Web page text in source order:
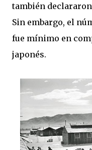
también
Sin embargo, el
fue mínimo en
japonés.